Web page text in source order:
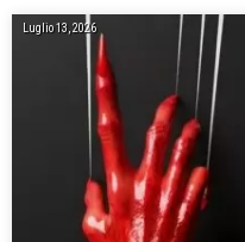
Luglio 13, 2026